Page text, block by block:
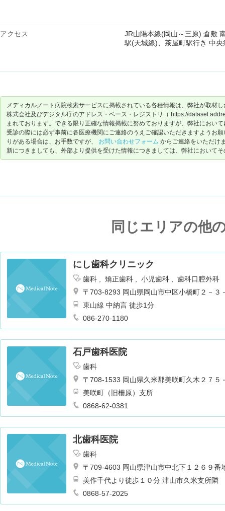
アクセス
JR山陽本線(岡山～三原) 倉
駅(天城線)、茶屋町駅行き 中
メディカルノート病院検索サービスに掲載されている各種情報は、弊社が取材
株式会社及びデジタル庁のアドレス・ベース・レジストリ（ https://
まれております。できる限り正確な情報掲載に努めておりますが、弊社におい
受診の際には必ず事前に各医療機関にご連絡のうえご確認いただきますようお
りがある場合は、お手数ですが、 お問い合わせフォーム からご連絡をいただけ
新につきましても、外部より提供を受けた情報につきましては、弊社において
同じエリアの他
にし歯科クリニック
歯科 矯正歯科 小児歯科
歯科口腔外科
〒703-8293 岡山県岡山市中区小橋町２－３
東山線 中納言 徒歩1分
086-270-1180
石戸歯科医院
歯科
〒708-1533 岡山県久米郡美咲町久木２７５
美咲町（旧柵原）支所
0868-62-0381
北歯科医院
歯科
〒709-4603 岡山県津山市中北下１２６９番
美作千代より徒歩１０分 津山市久米支所隣
0868-57-2025